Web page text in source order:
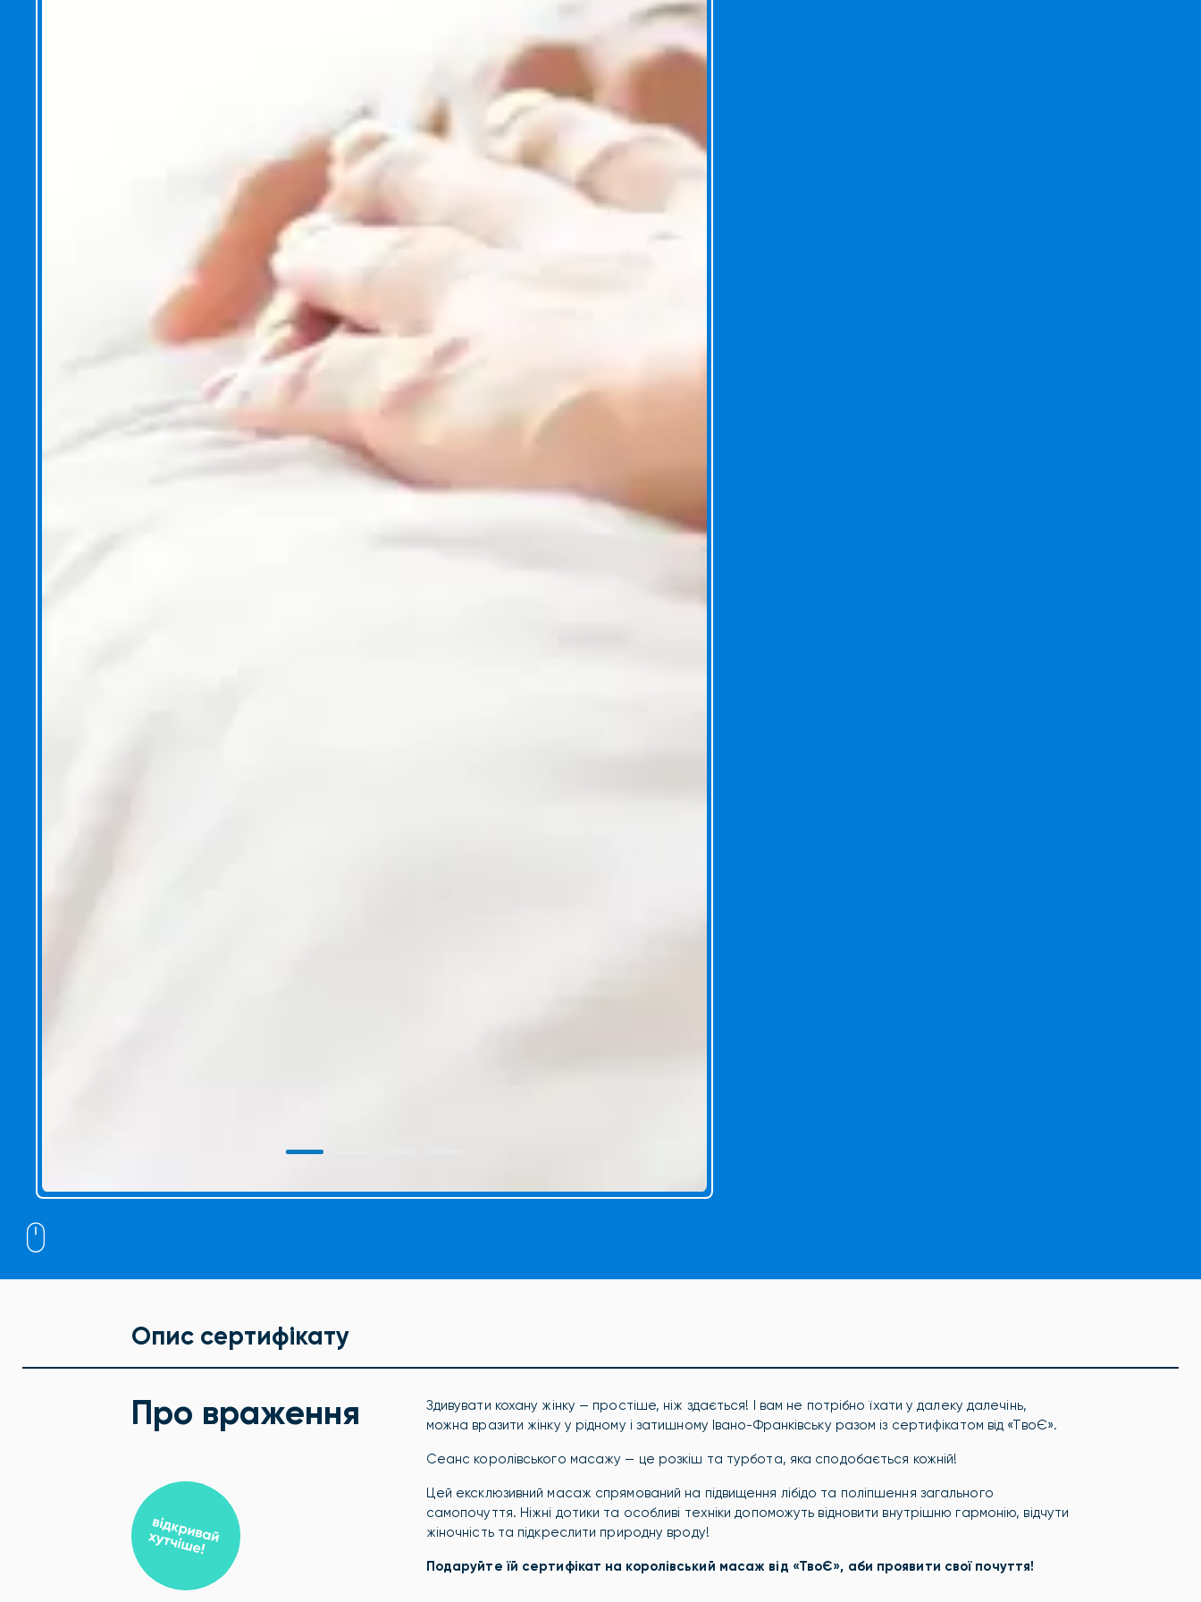
Опис сертифікату
Про враження
Здивувати кохану жінку — простіше, ніж здається! І вам не потрібно їхати у далеку далечінь,
можна вразити жінку у рідному і затишному Івано-Франківську разом із сертифікатом від «ТвоЄ».
Сеанс королівського масажу — це розкіш та турбота, яка сподобається кожній!
Цей ексклюзивний масаж спрямований на підвищення лібідо та поліпшення загального
самопочуття. Ніжні дотики та особливі техніки допоможуть відновити внутрішню гармонію, відчути
жіночність та підкреслити природну вроду!
Подаруйте їй сертифікат на королівський масаж від «ТвоЄ», аби проявити свої почуття!